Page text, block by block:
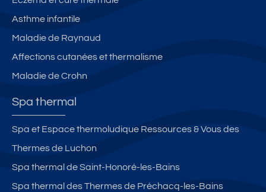
Asthme infantile
Maladie de Raynaud
Affections cutanées et thermalisme
Maladie de Crohn
Spa thermal
Spa et Espace thermoludique Ressources & Vous des
Thermes de Luchon
Spa thermal de Saint-Honoré-les-Bains
Spa thermal des Thermes de Préchacq-les-Bains